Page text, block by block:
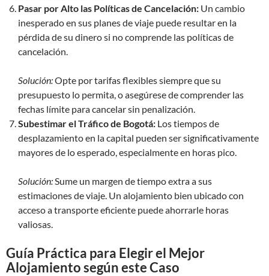
Pasar por Alto las Políticas de Cancelación: Un cambio
inesperado en sus planes de viaje puede resultar en la
pérdida de su dinero si no comprende las políticas de
cancelación.
Solución:Opte por tarifas flexibles siempre que su
presupuesto lo permita, o asegúrese de comprender las
fechas límite para cancelar sin penalización.
Subestimar el Tráfico de Bogotá: Los tiempos de
desplazamiento en la capital pueden ser significativamente
mayores de lo esperado, especialmente en horas pico.
Solución:Sume un margen de tiempo extra a sus
estimaciones de viaje. Un alojamiento bien ubicado con
acceso a transporte eficiente puede ahorrarle horas
valiosas.
Guía Práctica para Elegir el Mejor
Alojamiento según este Caso